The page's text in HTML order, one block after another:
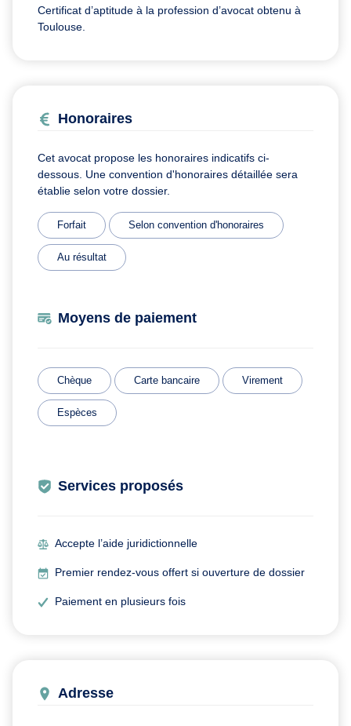
Certificat d’aptitude à la profession d’avocat obtenu à
Toulouse.
Honoraires
Cet avocat propose les honoraires indicatifs ci-
dessous. Une convention d'honoraires détaillée sera
établie selon votre dossier.
Forfait Selon convention d'honoraires
Au résultat
Moyens de paiement
Chèque Carte bancaire Virement
Espèces
Services proposés
Accepte l’aide juridictionnelle
Premier rendez-vous offert si ouverture de dossier
Paiement en plusieurs fois
Adresse